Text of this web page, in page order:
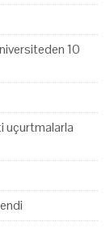
10
uçurtmalarla